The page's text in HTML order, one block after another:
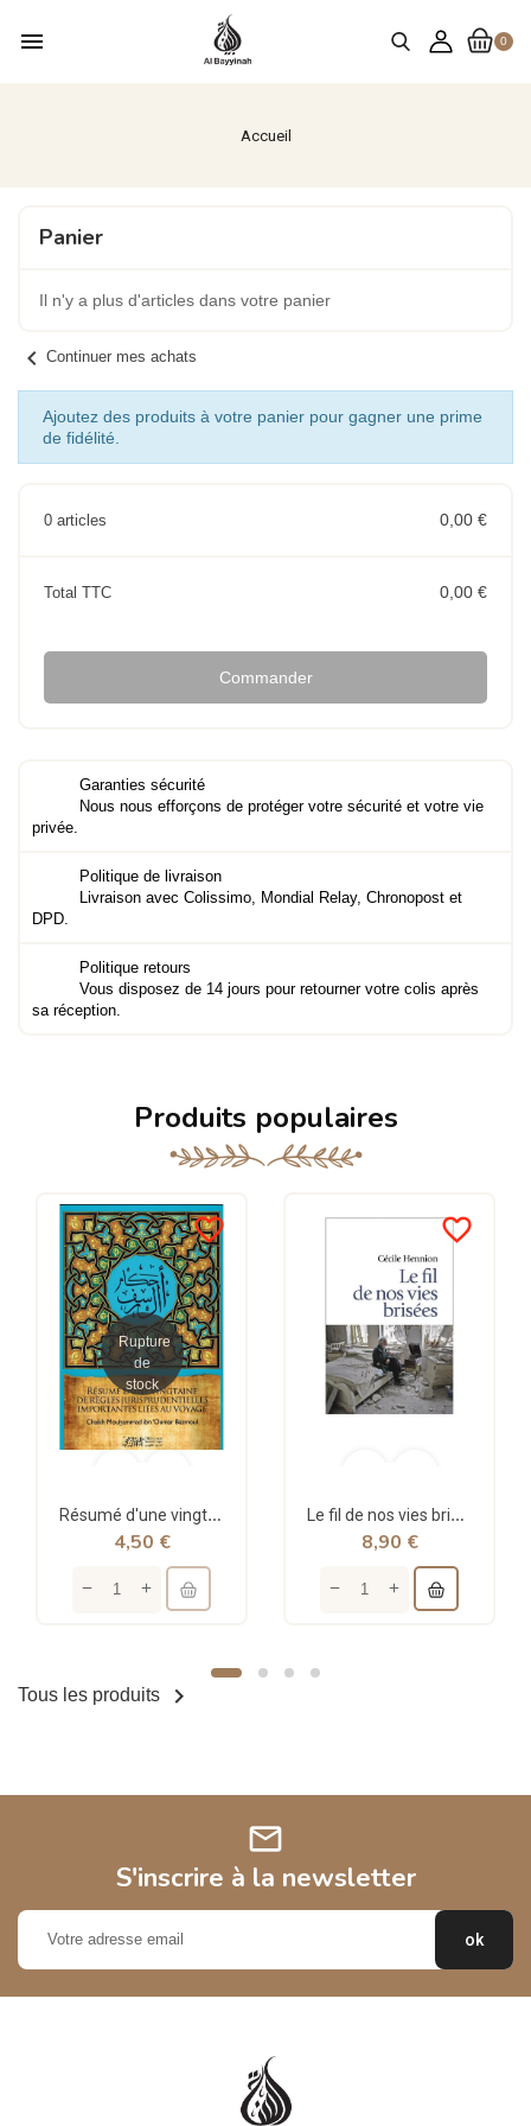
0
menu
Accueil
Panier
Il n'y a plus d'articles dans votre panier
chevron_left Continuer mes achats
Ajoutez des produits à votre panier pour gagner une prime
de fidélité.
0 articles 0,00 €
Total TTC 0,00 €
Commander
Garanties sécurité
Nous nous efforçons de protéger votre sécurité et votre vie
privée.
Politique de livraison
Livraison avec Colissimo, Mondial Relay, Chronopost et
DPD.
Politique retours
Vous disposez de 14 jours pour retourner votre colis après
sa réception.
Produits populaires
favorite_border
Rupture
de
stock
Résumé d'une vingtaine de règles jurisprudentielles liées au voyage - Bazmoul - Héritage...
4,50 €
favorite_border
Le fil de nos vies brisées - poche - Cécile Hennion - Points
8,90 €
Tous les produits 
mail
S'inscrire à la newsletter